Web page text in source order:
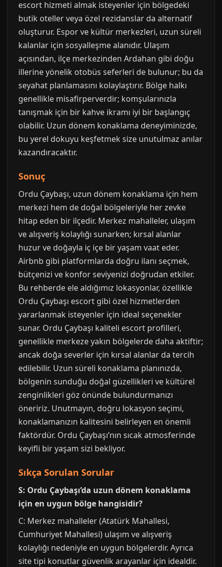
escort hizmeti almak isteyenler için bölgedeki
butik oteller veya özel rezidanslar da alternatif
oluşturur. Espor ve kültür merkezleri, uzun süreli
kalanlar için sosyalleşme alanıdır. Ulaşım
açısından, ilçe merkezinden Ardahan gibi doğu
illerine yönelik otobüs seferleri de bulunur; bu da
seyahat planlamasını kolaylaştırır. Bölge halkı
genellikle misafirperverdir; komşularınızla
tanışmak için bir kahve ikramı iyi bir başlangıç
olabilir. Uzun dönem konaklama deneyiminizde,
bu yerel dokuyu keşfetmek size unutulmaz anılar
kazandıracaktır.
Sonuç
Ordu Çaybaşı, uzun dönem konaklama için hem
merkezi hem de doğal bölgeleriyle her zevke
hitap eden bir ilçedir. Merkez mahalleler, ulaşım
ve alışveriş kolaylığı sunarken; kırsal alanlar
huzur ve doğayla iç içe bir yaşam vaat eder.
Airbnb gibi platformlarda doğru ilanı seçmek,
bütçenizi ve konfor seviyenizi doğrudan etkiler.
Bu rehberde ele aldığımız lokasyonlar, özellikle
Ordu Çaybaşı escort gibi özel hizmetlerden
yararlanmak isteyenler için ideal seçenekler
sunar. Ordu Çaybaşı kaliteli escort profilleri,
genellikle merkeze yakın bölgelerde daha aktiftir;
ancak doğa severler için kırsal alanlar da tercih
edilebilir. Uzun süreli konaklama planınızda,
bölgenin sunduğu doğal güzellikleri ve kültürel
zenginlikleri göz önünde bulundurmanızı
öneririz. Unutmayın, doğru lokasyon seçimi,
konaklamanızın kalitesini belirleyen en önemli
faktördür. Ordu Çaybaşı’nın sıcak atmosferinde
keyifli bir yaşam sizi bekliyor.
Sıkça Sorulan Sorular
S: Ordu Çaybaşı’da uzun dönem konaklama
için en uygun bölge hangisidir?
C: Merkez mahalleler (Atatürk Mahallesi,
Cumhuriyet Mahallesi) ulaşım ve alışveriş
kolaylığı nedeniyle en uygun bölgelerdir. Ayrıca
site tipi konutlar güvenlik arayanlar için idealdir.